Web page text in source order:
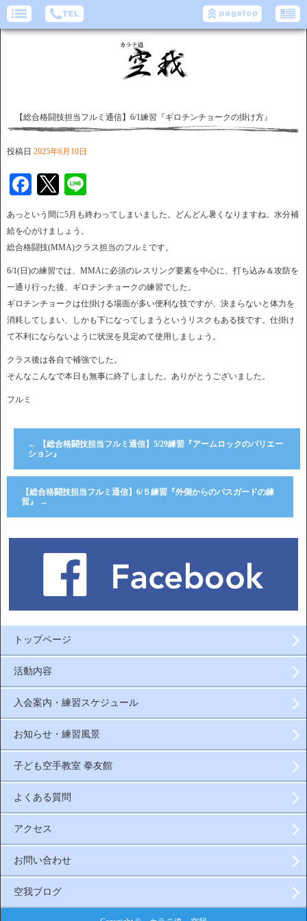
【総合格闘技担当フルミ通信】6/1練習『ギロチンチョークの掛け方』
投稿日 2025年6月10日
Facebook
Twitter
あっという間に5月も終わってしまいました。どんどん暑くなりますね。水分補
給を心がけましょう。
総合格闘技(MMA)クラス担当のフルミです。
6/1(日)の練習では、MMAに必須のレスリング要素を中心に、打ち込み＆攻防を
一通り行った後、ギロチンチョークの練習でした。
ギロチンチョークは仕掛ける場面が多い便利な技ですが、決まらないと体力を
消耗してしまい、しかも下になってしまうというリスクもある技です。仕掛け
て不利にならないように状況を見定めて使用しましょう。
クラス後は各自で補強でした。
そんなこんなで本日も無事に終了しました。ありがとうございました。
フルミ
←
【総合格闘技担当フルミ通信】5/29練習『アームロックのバリエー
ション』
【総合格闘技担当フルミ通信】6/５練習『外側からのパスガードの練
習』
→
トップページ
活動内容
入会案内・練習スケジュール
お知らせ・練習風景
子ども空手教室 拳友館
よくある質問
アクセス
お問い合わせ
空我ブログ